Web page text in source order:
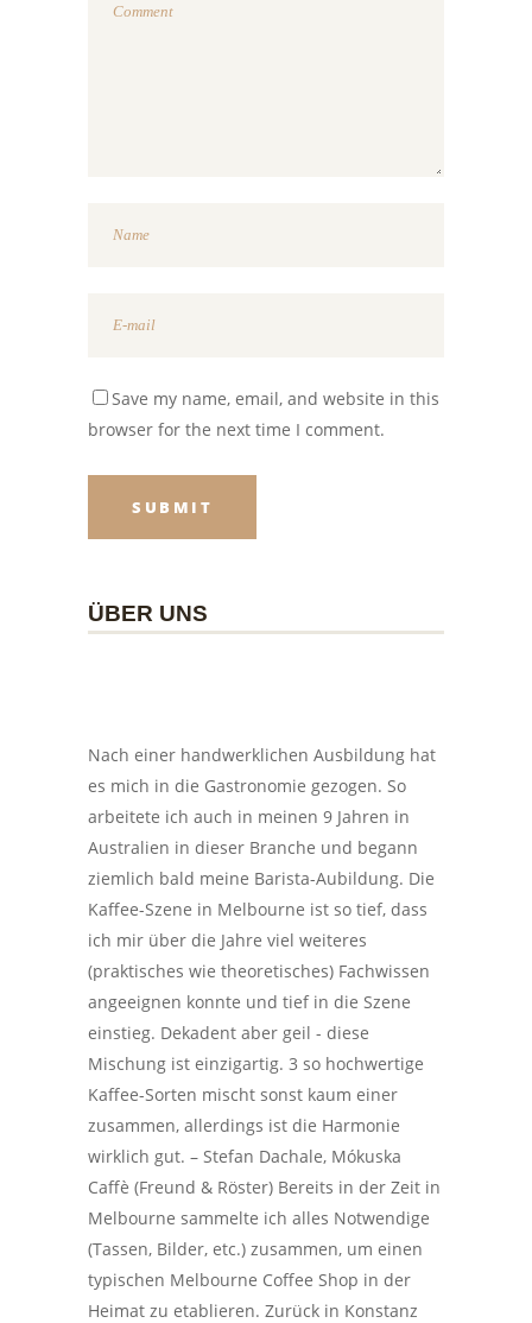
Save my name, email, and website in this
browser for the next time I comment.
ÜBER UNS
Nach einer handwerklichen Ausbildung hat
es mich in die Gastronomie gezogen. So
arbeitete ich auch in meinen 9 Jahren in
Australien in dieser Branche und begann
ziemlich bald meine Barista-Aubildung. Die
Kaffee-Szene in Melbourne ist so tief, dass
ich mir über die Jahre viel weiteres
(praktisches wie theoretisches) Fachwissen
angeeignen konnte und tief in die Szene
einstieg. Dekadent aber geil - diese
Mischung ist einzigartig. 3 so hochwertige
Kaffee-Sorten mischt sonst kaum einer
zusammen, allerdings ist die Harmonie
wirklich gut. – Stefan Dachale, Mókuska
Caffè (Freund & Röster) Bereits in der Zeit in
Melbourne sammelte ich alles Notwendige
(Tassen, Bilder, etc.) zusammen, um einen
typischen Melbourne Coffee Shop in der
Heimat zu etablieren. Zurück in Konstanz